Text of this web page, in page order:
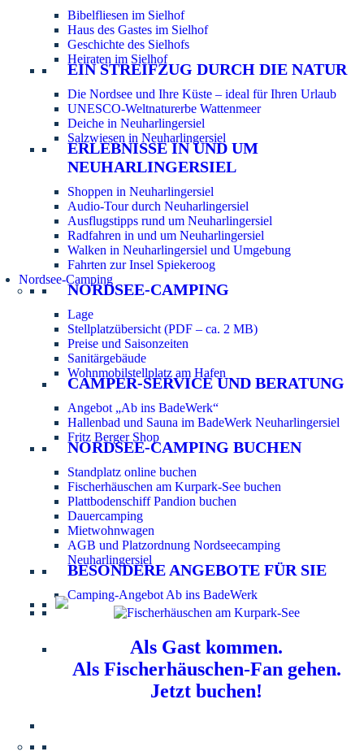
Bibelfliesen im Sielhof
Haus des Gastes im Sielhof
Geschichte des Sielhofs
Heiraten im Sielhof
EIN STREIFZUG DURCH DIE NATUR
Die Nordsee und Ihre Küste – ideal für Ihren Urlaub
UNESCO-Weltnaturerbe Wattenmeer
Deiche in Neuharlingersiel
Salzwiesen in Neuharlingersiel
ERLEBNISSE IN UND UM
NEUHARLINGERSIEL
Shoppen in Neuharlingersiel
Audio-Tour durch Neuharlingersiel
Ausflugstipps rund um Neuharlingersiel
Radfahren in und um Neuharlingersiel
Walken in Neuharlingersiel und Umgebung
Fahrten zur Insel Spiekeroog
Nordsee-Camping
NORDSEE-CAMPING
Lage
Stellplatzübersicht (PDF – ca. 2 MB)
Preise und Saisonzeiten
Sanitärgebäude
Wohnmobilstellplatz am Hafen
CAMPER-SERVICE UND BERATUNG
Angebot „Ab ins BadeWerk“
Hallenbad und Sauna im BadeWerk Neuharlingersiel
Fritz Berger Shop
NORDSEE-CAMPING BUCHEN
Standplatz online buchen
Fischerhäuschen am Kurpark-See buchen
Plattbodenschiff Pandion buchen
Dauercamping
Mietwohnwagen
AGB und Platzordnung Nordseecamping
Neuharlingersiel
BESONDERE ANGEBOTE FÜR SIE
Camping-Angebot Ab ins BadeWerk
Als Gast kommen.
Als Fischerhäuschen-Fan gehen.
Jetzt buchen!